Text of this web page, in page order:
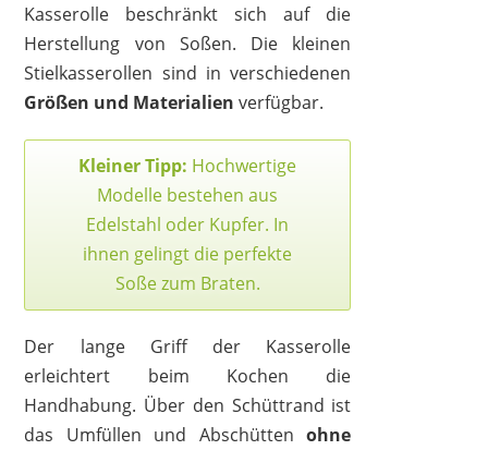
1 2 3 4 6 7
9
10
>
Kasserolle beschränkt sich auf die
Herstellung von Soßen. Die kleinen
Stielkasserollen sind in verschiedenen
Größen und Materialien verfügbar.
Kleiner Tipp: Hochwertige
Modelle bestehen aus
Edelstahl oder Kupfer. In
ihnen gelingt die perfekte
Soße zum Braten.
Der lange Griff der Kasserolle
erleichtert beim Kochen die
Handhabung. Über den Schüttrand ist
das Umfüllen und Abschüttenohne